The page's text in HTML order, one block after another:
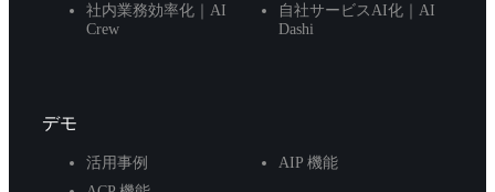
社内業務効率化｜AI
Crew
自社サービスAI化｜AI
Dashi
デモ
活用事例
AIP 機能